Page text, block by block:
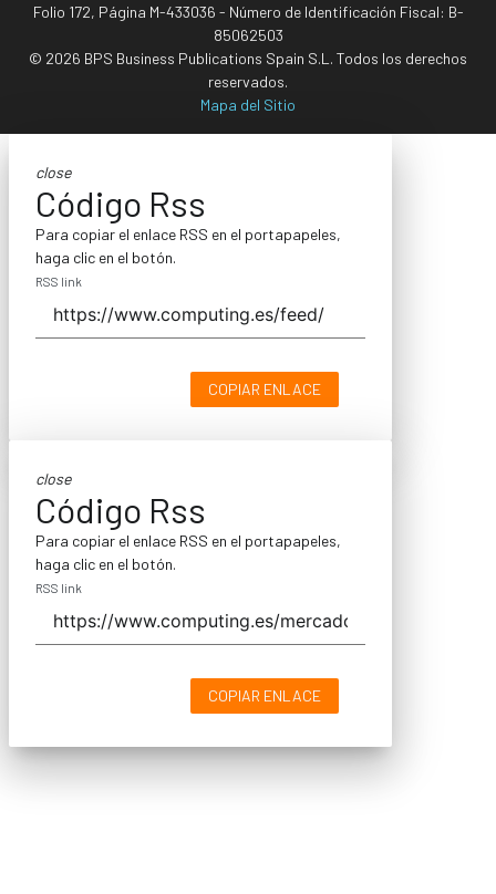
Folio 172, Página M-433036 - Número de Identificación Fiscal: B-
85062503
© 2026 BPS Business Publications Spain S.L. Todos los derechos
reservados.
Mapa del Sitio
close
Código Rss
Para copiar el enlace RSS en el portapapeles,
haga clic en el botón.
RSS link
COPIAR ENLACE
close
Código Rss
Para copiar el enlace RSS en el portapapeles,
haga clic en el botón.
RSS link
COPIAR ENLACE